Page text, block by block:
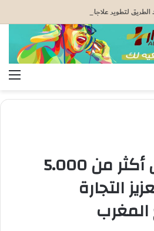
لتطوير علاجات جديدة لسرطان الكبد
بريطانيا تخصص أكثر من 5.000
التجارة
المغرب